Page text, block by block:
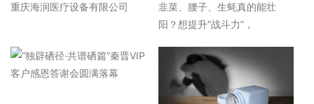
重庆海润医疗设备有限公司
韭菜、腰子、生蚝真的能壮
阳？想提升“战斗力”，